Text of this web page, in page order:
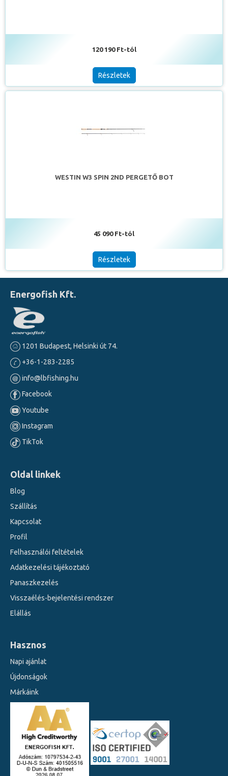
120 190 Ft-tól
Részletek
WESTIN W3 SPIN 2ND PERGETŐ BOT
45 090 Ft-tól
Részletek
Energofish Kft.
1201 Budapest, Helsinki út 74.
+36-1-283-2285
info@lbfishing.hu
Facebook
Youtube
Instagram
TikTok
Oldal linkek
Blog
Szállítás
Kapcsolat
Profil
Felhasználói feltételek
Adatkezelési tájékoztató
Panaszkezelés
Visszaélés-bejelentési rendszer
Elállás
Hasznos
Napi ajánlat
Újdonságok
Márkáink